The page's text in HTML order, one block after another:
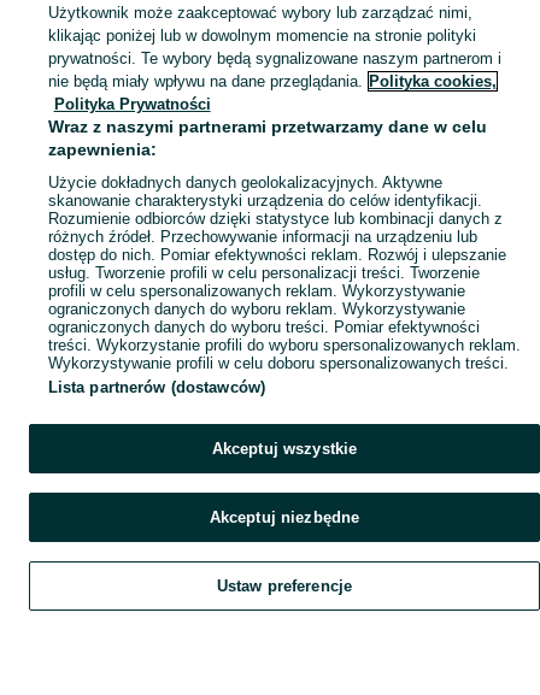
Mapa kategorii
Mapa miejscowości
Mapa ministron
Popularne wyszukiwania
Szukaj Obserwujesz Dodaj Czat Konto
Użytkownik może zaakceptować wybory lub zarządzać nimi,
klikając poniżej lub w dowolnym momencie na stronie polityki
prywatności. Te wybory będą sygnalizowane naszym partnerom i
nie będą miały wpływu na dane przeglądania. Polityka cookies,
Polityka Prywatności
Wraz z naszymi partnerami przetwarzamy dane w celu
zapewnienia:
Użycie dokładnych danych geolokalizacyjnych. Aktywne
skanowanie charakterystyki urządzenia do celów identyfikacji.
Rozumienie odbiorców dzięki statystyce lub kombinacji danych z
różnych źródeł. Przechowywanie informacji na urządzeniu lub
dostęp do nich. Pomiar efektywności reklam. Rozwój i ulepszanie
usług. Tworzenie profili w celu personalizacji treści. Tworzenie
profili w celu spersonalizowanych reklam. Wykorzystywanie
ograniczonych danych do wyboru reklam. Wykorzystywanie
ograniczonych danych do wyboru treści. Pomiar efektywności
treści. Wykorzystanie profili do wyboru spersonalizowanych reklam.
Wykorzystywanie profili w celu doboru spersonalizowanych treści.
Lista partnerów (dostawców)
Akceptuj wszystkie
Akceptuj niezbędne
Ustaw preferencje